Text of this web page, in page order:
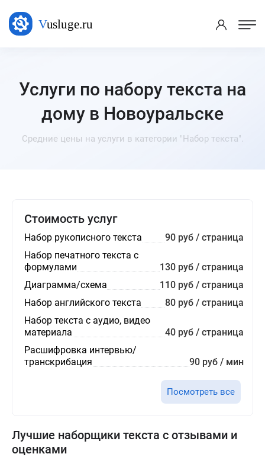
Услуги по набору текста на
дому в Новоуральске
Средние цены на услуги в категории "Набор текста".
Стоимость услуг
Набор рукописного текста
90 руб / страница
Набор печатного текста с
формулами
130 руб / страница
Диаграмма/схема
110 руб / страница
Набор английского текста
80 руб / страница
Набор текста с аудио, видео
материала
40 руб / страница
Расшифровка интервью/
транскрибация
90 руб / мин
Посмотреть все
Лучшие наборщики текста с отзывами и
оценками